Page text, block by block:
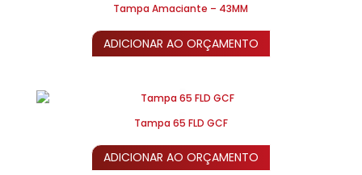
Tampa Amaciante – 43MM
ADICIONAR AO ORÇAMENTO
Tampa 65 FLD GCF
ADICIONAR AO ORÇAMENTO